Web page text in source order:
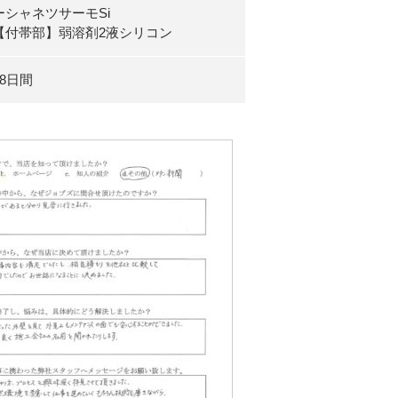
シャネツサーモSi
付帯部】弱溶剤2液シリコン
日間